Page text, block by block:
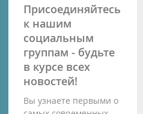
Присоединяйтесь
к нашим
социальным
группам - будьте
в курсе всех
новостей!
Вы узнаете первыми о